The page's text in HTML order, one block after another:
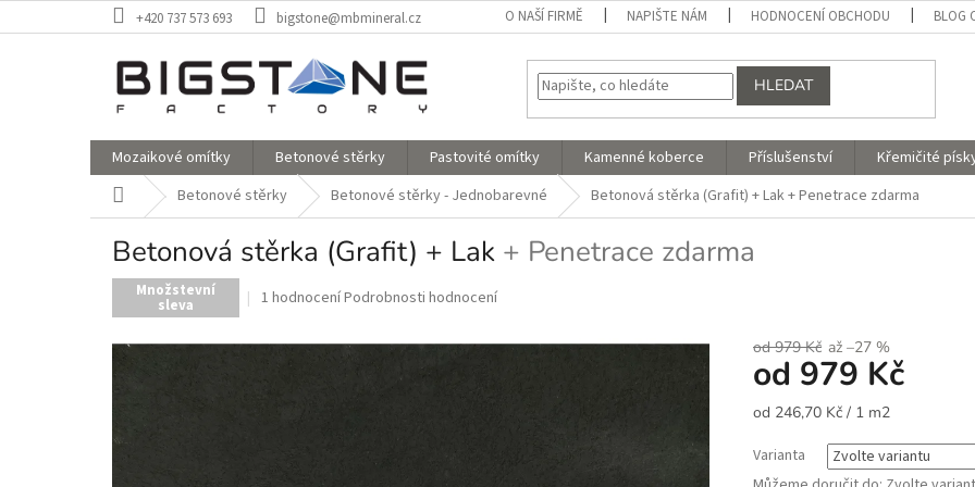
na
+420 737 573 693 bigstone@mbmineral.cz O NAŠÍ FIRMĚ NAPIŠTE NÁM HODNOCENÍ OBCHODU BLOG
HLEDAT
Mozaikové omítky Betonové stěrky Pastovité omítky Kamenné koberce Příslušenství Křemičité
Domů Betonové stěrky Betonové stěrky - Jednobarevné Betonová stěrka (Grafit) + Lak+ Penetrace zdarma
Betonová stěrka (Grafit) + Lak + Penetrace zdarma
Množstevní
sleva
Průměrné
1 hodnoceníPodrobnosti hodnocení
od 979 Kč až –27 %
od 979 Kč
Měrná
od 246,70 Kč / 1 m2
Varianta